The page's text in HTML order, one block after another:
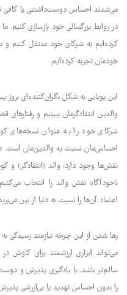
می‌شدند احساس دوست‌داشتنی یا کافی
در روابط بزرگسالی خود بازسازی
کرده‌ایم به شرکای خود منتقل کنیم و
خودمان تجربه کرده‌ایم.
این پویایی به شکل نگران‌کننده‌ای بروز
والدین انتقادگرمان ببینیم و
شرکای خود را به عنوان نسخه‌های
احساس‌مان نسبت به والدین‌مان
نقش‌ها وجود دارد: والد (انتقادگر) و
ناخودآگاه نقش والد را انتخاب
اعتماد آن‌ها را نسبت به دنیا از بین
رها شدن از این چرخه نیازمند رسیدگی
می‌تواند ابزاری ارزشمند برای
سالم‌تر باشد. با یادگیری پذیرش و
را بدون احساس تهدید یا بی‌ارزشی